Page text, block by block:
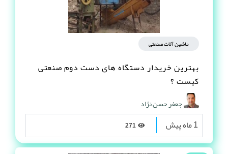
ماشین آلات صنعتی
بهترین خریدار دستگاه های دست دوم صنعتی
کیست ؟
جعفر حسن نژاد
1 ماه پیش